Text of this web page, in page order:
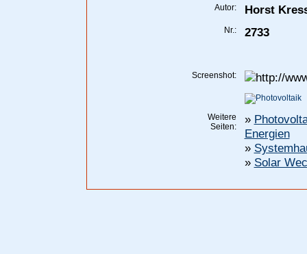
Autor: Horst
Nr.: 2733
Screenshot:
Weitere
Seiten:
»
Energien
»
» Solar